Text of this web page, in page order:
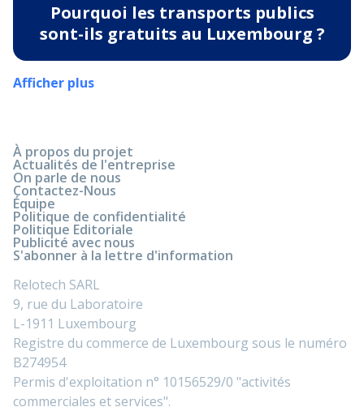
Pourquoi les transports publics
sont-ils gratuits au Luxembourg ?
Afficher plus
À propos du projet
Actualités de l'entreprise
On parle de nous
Contactez-Nous
Équipe
Politique de confidentialité
Politique Editoriale
Publicité avec nous
S'abonner à la lettre d'information
Relotech SARL
9, rue du Laboratoire
L-1911 Luxembourg
Registre du commerce de Luxembourg sous le numéro
B274954
Permis d'exploitation n° 10156529/0 "activités
commerciales et services".